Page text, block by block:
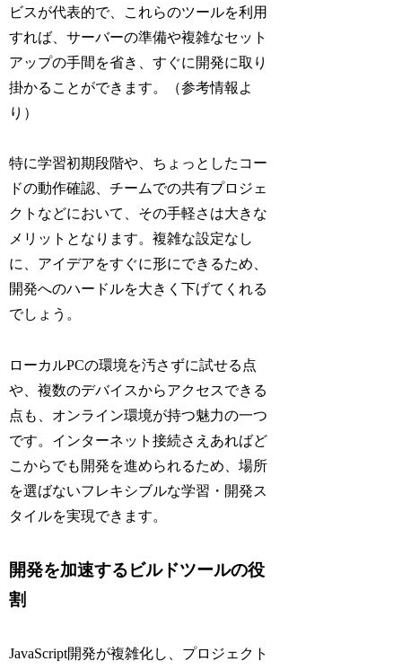
ビスが代表的で、これらのツールを利用
すれば、サーバーの準備や複雑なセット
アップの手間を省き、すぐに開発に取り
掛かることができます。（参考情報よ
り）
特に学習初期段階や、ちょっとしたコー
ドの動作確認、チームでの共有プロジェ
クトなどにおいて、その手軽さは大きな
メリットとなります。複雑な設定なし
に、アイデアをすぐに形にできるため、
開発へのハードルを大きく下げてくれる
でしょう。
ローカルPCの環境を汚さずに試せる点
や、複数のデバイスからアクセスできる
点も、オンライン環境が持つ魅力の一つ
です。インターネット接続さえあればど
こからでも開発を進められるため、場所
を選ばないフレキシブルな学習・開発ス
タイルを実現できます。
開発を加速するビルドツールの役
割
JavaScript開発が複雑化し、プロジェクト